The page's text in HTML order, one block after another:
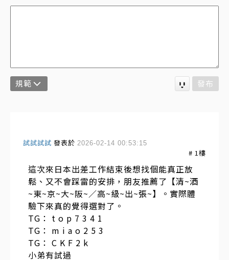
規範 發布
試試試試 發表於 2026-02-14 00:53:15
# 1 樓
這次來日本出差工作結束後想找個能真正放
鬆、又不會踩雷的安排，朋友推薦了【清~酒
~東~京~大~阪~／高~級~出~張~】。實際體
驗下來真的覺得選對了。
TG： t o p 7 3 4 1
TG： m i a o 2 5 3
TG： C K F 2 k
小弟有試過